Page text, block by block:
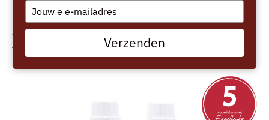
Accueil
jusqu'à 100 cycles de nettoyage
Type
your
email
Verzenden